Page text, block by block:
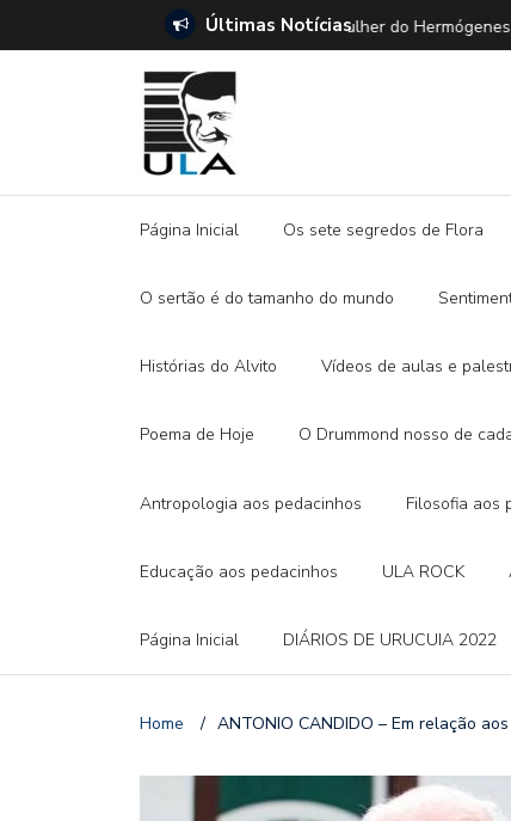
Últimas NotíciasSETE DICAS para
Página Inicial Os sete segredos de Flora
O sertão é do tamanho do mundo
Histórias do Alvito Vídeos de aulas e
Poema de Hoje O Drummond nosso de
Antropologia aos pedacinhos Filosofia aos
Educação aos pedacinhos ULA ROCK
Página Inicial DIÁRIOS DE URUCUIA 2022
Home / ANTONIO CANDIDO – Em relação